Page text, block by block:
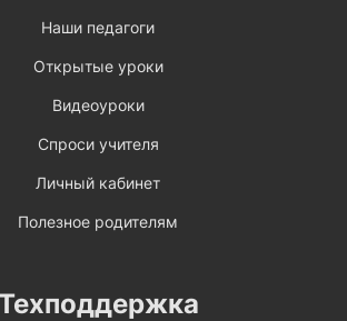
Наши педагоги
Открытые уроки
Видеоуроки
Спроси учителя
Личный кабинет
Полезное родителям